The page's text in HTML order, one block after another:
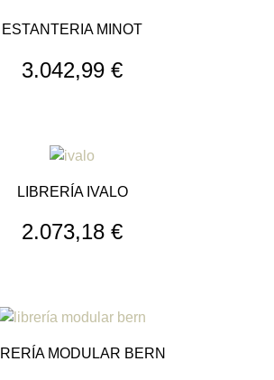
ESTANTERIA MINOT
3.042,99 €
LIBRERÍA IVALO
2.073,18 €
MODULAR BERN